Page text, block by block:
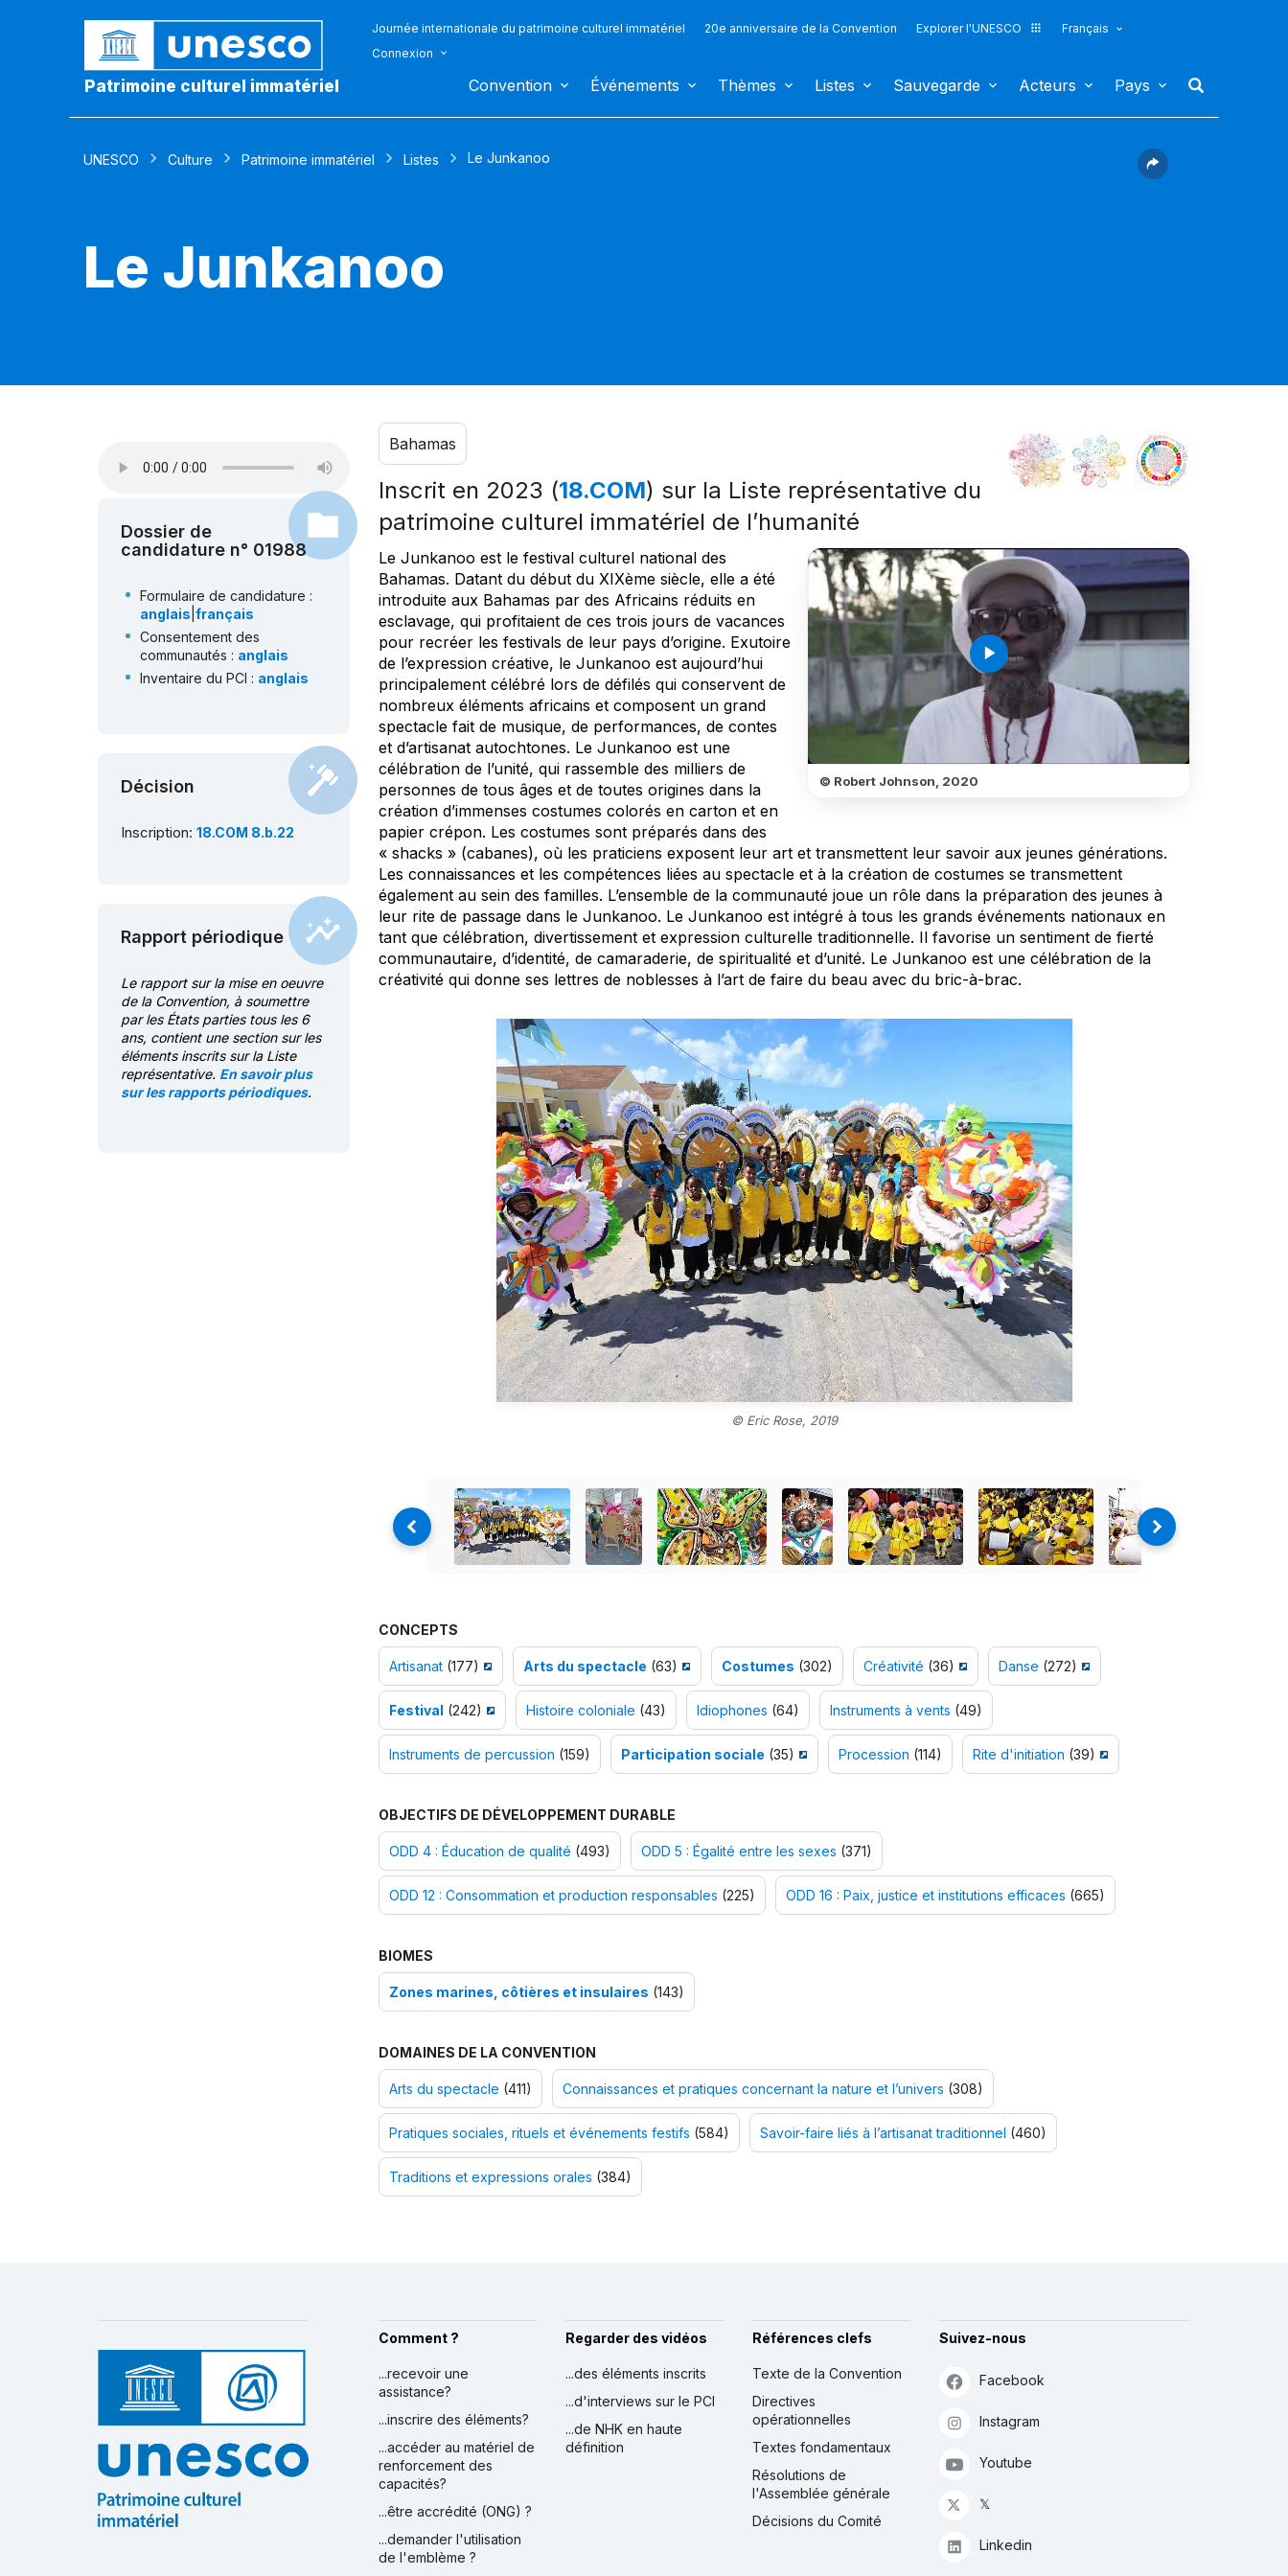
Patrimoine culturel immatériel
Journée internationale du patrimoine culturel immatériel 20e anniversaire de la Convention Explorer l'UNESCO
Français
Connexion
Convention Événements Thèmes Listes Sauvegarde Acteurs Pays
UNESCO Culture Patrimoine immatériel Listes Le Junkanoo
Le Junkanoo
Dossier de
candidature n° 01988
Formulaire de candidature :
anglais français
Consentement des
communautés : anglais
Inventaire du PCI : anglais
Décision
Inscription: 18.COM 8.b.22
Rapport périodique
Le rapport sur la mise en oeuvre
de la Convention, à soumettre
par les États parties tous les 6
ans, contient une section sur les
éléments inscrits sur la Liste
représentative. En savoir plus
sur les rapports périodiques.
Bahamas
Inscrit en 2023 (18.COM) sur la Liste représentative du
patrimoine culturel immatériel de l’humanité
play_arrow
© Robert Johnson, 2020
Le Junkanoo est le festival culturel national des
Bahamas. Datant du début du XIXème siècle, elle a été
introduite aux Bahamas par des Africains réduits en
esclavage, qui profitaient de ces trois jours de vacances
pour recréer les festivals de leur pays d’origine. Exutoire
de l’expression créative, le Junkanoo est aujourd’hui
principalement célébré lors de défilés qui conservent de
nombreux éléments africains et composent un grand
spectacle fait de musique, de performances, de contes
et d’artisanat autochtones. Le Junkanoo est une
célébration de l’unité, qui rassemble des milliers de
personnes de tous âges et de toutes origines dans la
création d’immenses costumes colorés en carton et en
papier crépon. Les costumes sont préparés dans des
« shacks » (cabanes), où les praticiens exposent leur art et transmettent leur savoir aux jeunes générations.
Les connaissances et les compétences liées au spectacle et à la création de costumes se transmettent
également au sein des familles. L’ensemble de la communauté joue un rôle dans la préparation des jeunes à
leur rite de passage dans le Junkanoo. Le Junkanoo est intégré à tous les grands événements nationaux en
tant que célébration, divertissement et expression culturelle traditionnelle. Il favorise un sentiment de fierté
communautaire, d’identité, de camaraderie, de spiritualité et d’unité. Le Junkanoo est une célébration de la
créativité qui donne ses lettres de noblesses à l’art de faire du beau avec du bric-à-brac.
© Eric Rose, 2019
CONCEPTS
Artisanat(177) Arts du spectacle (63) Costumes (302) Créativité (36) Danse (272)
Festival (242) Histoire coloniale (43) Idiophones (64) Instruments à vents (49)
Instruments de percussion (159) Participation sociale (35) Procession (114) Rite d'initiation (39)
OBJECTIFS DE DÉVELOPPEMENT DURABLE
ODD 4 : Éducation de qualité (493) ODD 5 : Égalité entre les sexes (371)
ODD 12 : Consommation et production responsables (225) ODD 16 : Paix, justice et institutions efficaces (665)
BIOMES
Zones marines, côtières et insulaires (143)
DOMAINES DE LA CONVENTION
Arts du spectacle (411) Connaissances et pratiques concernant la nature et l’univers (308)
Pratiques sociales, rituels et événements festifs (584) Savoir-faire liés à l’artisanat traditionnel (460)
Traditions et expressions orales (384)
Comment ?
...recevoir une
assistance?
...inscrire des éléments?
...accéder au matériel de
renforcement des
capacités?
...être accrédité (ONG) ?
...demander l'utilisation
de l'emblème ?
Regarder des vidéos
...des éléments inscrits
...d'interviews sur le PCI
...de NHK en haute
définition
Références clefs
Texte de la Convention
Directives
opérationnelles
Textes fondamentaux
Résolutions de
l'Assemblée générale
Décisions du Comité
Suivez-nous
Facebook
Instagram
Youtube
𝕏
Linkedin